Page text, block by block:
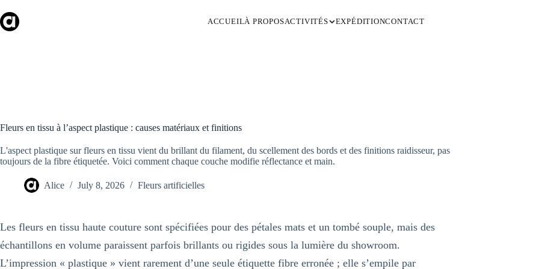
to
content
ACCUEILÀ PROPOSACTIVITÉS EXPÉDITIONCONTACT
Fleurs en tissu à l’aspect plastique : causes matériaux et finitions
L'aspect plastique sur fleurs en tissu vient du brillant du filament, du scellement des bords et des finitions raidisseur, pas
toujours de la fibre étiquetée. Voici comment chaque couche modifie réflectance et main.
Alice July 8, 2026 Fleurs artificielles
Les fleurs en tissu haute couture sont spécifiées pour des pétales mats et un tombé souple, mais des
échantillons en volume paraissent parfois brillants ou rigides sous la lumière du showroom.
L’impression « plastique » vient rarement d’une seule étiquette fibre erronée ; elle s’empile par